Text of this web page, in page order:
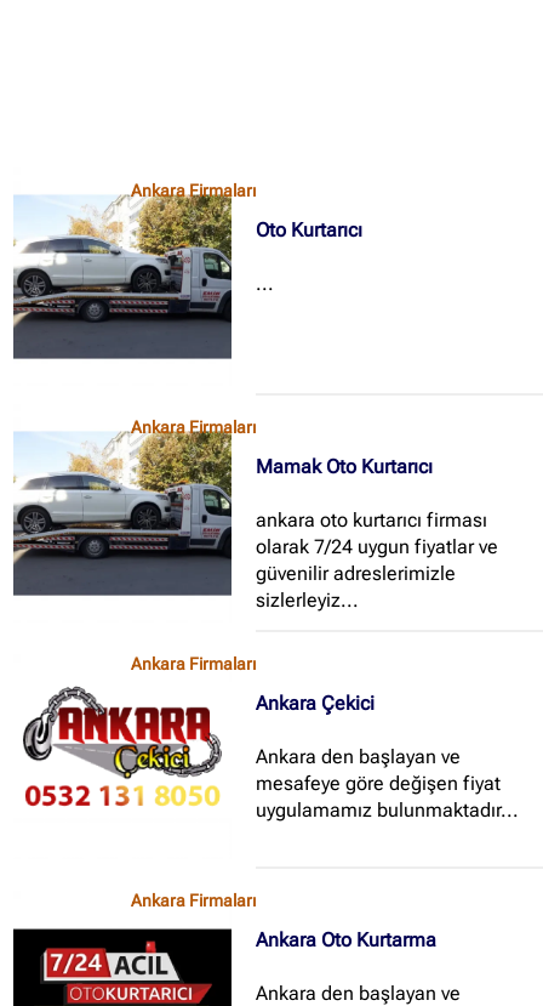
Ankara Firmaları
Oto Kurtarıcı
...
Ankara Firmaları
Mamak Oto Kurtarıcı
ankara oto kurtarıcı firması
olarak 7/24 uygun fiyatlar ve
güvenilir adreslerimizle
sizlerleyiz...
Ankara Firmaları
Ankara Çekici
Ankara den başlayan ve
mesafeye göre değişen fiyat
uygulamamız bulunmaktadır...
Ankara Firmaları
Ankara Oto Kurtarma
Ankara den başlayan ve
İstanbul Firmaları
İzmir Firmaları